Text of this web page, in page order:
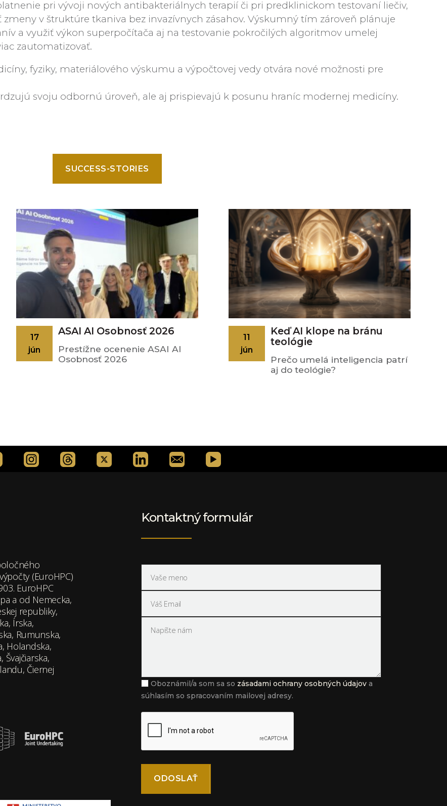
pri vývoji nových antibakteriálnych terapií či pri predklinickom testovaní liečiv,
v štruktúre tkaniva bez invazívnych zásahov. Výskumný tím zároveň plánuje
a využiť výkon superpočítača aj na testovanie pokročilých algoritmov umelej
zautomatizovať.
fyziky, materiálového výskumu a výpočtovej vedy otvára nové možnosti pre
svoju odbornú úroveň, ale aj prispievajú k posunu hraníc modernej medicíny.
SUCCESS-STORIES
ASAI AI Osobnosť 2026
17
jún
Prestížne ocenenie ASAI AI
Osobnosť 2026
Keď AI klope na bránu
teológie
11
jún
Prečo umelá inteligencia patrí
aj do teológie?
(EuroHPC)
EuroHPC
a od Nemecka,
republiky,
Írska,
Rumunska,
Holandska,
Čiernej
Kontaktný formulár
Oboznámil/a som sa so zásadami ochrany osobných údajov a
súhlasím so spracovaním mailovej adresy.